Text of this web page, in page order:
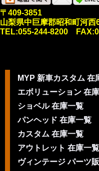
〒409-3851
山梨県中巨摩郡昭和町河西
TEL:055-244-8200
MYP 新車カスタム 在
エボリューション 在
ショベル 在庫一覧
パンヘッド 在庫一覧
カスタム 在庫一覧
アウトレット 在庫一覧
ヴィンテージ パーツ